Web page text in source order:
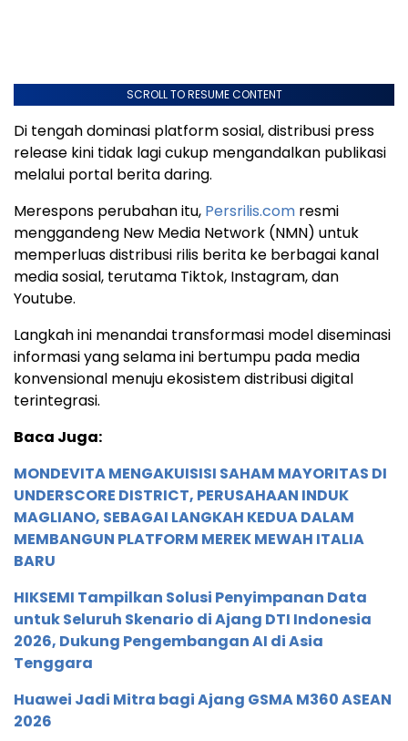
SCROLL TO RESUME CONTENT
Di tengah dominasi platform sosial, distribusi press
release kini tidak lagi cukup mengandalkan publikasi
melalui portal berita daring.
Merespons perubahan itu, Persrilis.com resmi
menggandeng New Media Network (NMN) untuk
memperluas distribusi rilis berita ke berbagai kanal
media sosial, terutama Tiktok, Instagram, dan
Youtube.
Langkah ini menandai transformasi model diseminasi
informasi yang selama ini bertumpu pada media
konvensional menuju ekosistem distribusi digital
terintegrasi.
Baca Juga:
MONDEVITA MENGAKUISISI SAHAM MAYORITAS DI
UNDERSCORE DISTRICT, PERUSAHAAN INDUK
MAGLIANO, SEBAGAI LANGKAH KEDUA DALAM
MEMBANGUN PLATFORM MEREK MEWAH ITALIA
BARU
HIKSEMI Tampilkan Solusi Penyimpanan Data
untuk Seluruh Skenario di Ajang DTI Indonesia
2026, Dukung Pengembangan AI di Asia
Tenggara
Huawei Jadi Mitra bagi Ajang GSMA M360 ASEAN
2026